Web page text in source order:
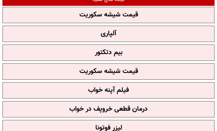
قیمت شیشه سکوریت
آلپاری
بیم دتکتور
قیمت شیشه سکوریت
فیلم آپنه خواب
درمان قطعی خروپف در خواب
لیزر فوتونا